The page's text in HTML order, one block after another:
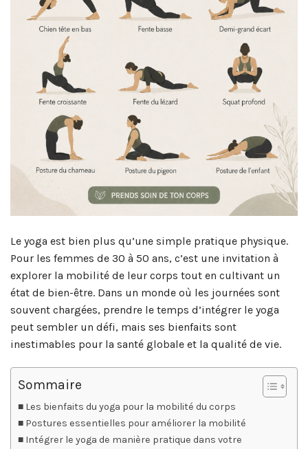
Le yoga est bien plus qu’une simple pratique physique.
Pour les femmes de 30 à 50 ans, c’est une invitation à
explorer la mobilité de leur corps tout en cultivant un
état de bien-être. Dans un monde où les journées sont
souvent chargées, prendre le temps d’intégrer le yoga
peut sembler un défi, mais ses bienfaits sont
inestimables pour la santé globale et la qualité de vie.
Sommaire
Les bienfaits du yoga pour la mobilité du corps
Postures essentielles pour améliorer la mobilité
Intégrer le yoga de manière pratique dans votre